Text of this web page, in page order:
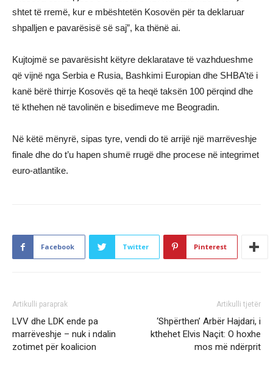
shtet të rremë, kur e mbështetën Kosovën për ta deklaruar
shpalljen e pavarësisë së saj”, ka thënë ai.
Kujtojmë se pavarësisht këtyre deklaratave të vazhdueshme
që vijnë nga Serbia e Rusia, Bashkimi Europian dhe SHBA’të i
kanë bërë thirrje Kosovës që ta heqë taksën 100 përqind dhe
të kthehen në tavolinën e bisedimeve me Beogradin.
Në këtë mënyrë, sipas tyre, vendi do të arrijë një marrëveshje
finale dhe do t’u hapen shumë rrugë dhe procese në integrimet
euro-atlantike.
Facebook Twitter Pinterest
Artikulli paraprak
LVV dhe LDK ende pa
marrëveshje – nuk i ndalin
zotimet për koalicion
Artikulli tjetër
‘Shpërthen’ Arbër Hajdari, i
kthehet Elvis Naçit: O hoxhe
mos më ndërprit